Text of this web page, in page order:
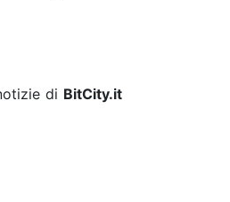
di BitCity.it